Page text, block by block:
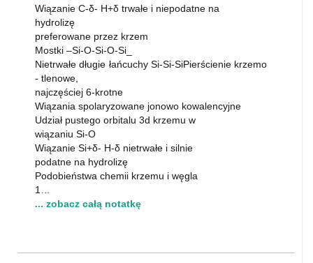
Wiązanie C-δ- H+δ trwałe i niepodatne na
hydrolizę
preferowane przez krzem
Mostki –Si-O-Si-O-Si_
Nietrwałe długie łańcuchy Si-Si-SiPierścienie krzemo
- tlenowe,
najczęściej 6-krotne
Wiązania spolaryzowane jonowo kowalencyjne
Udział pustego orbitalu 3d krzemu w
wiązaniu Si-O
Wiązanie Si+δ- H-δ nietrwałe i silnie
podatne na hydrolizę
Podobieństwa chemii krzemu i węgla
1…
... zobacz całą notatkę